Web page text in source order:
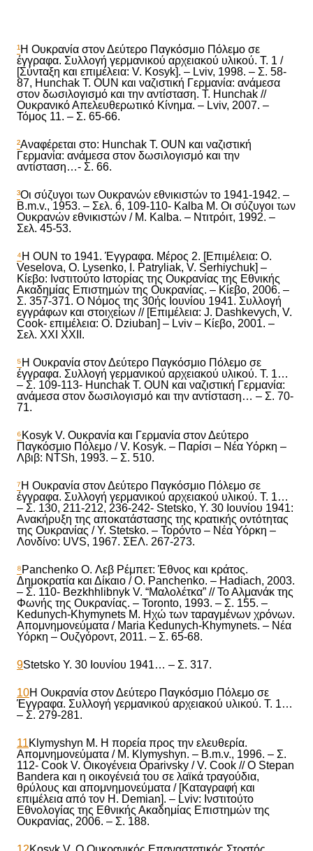
¹Η Ουκρανία στον Δεύτερο Παγκόσμιο Πόλεμο σε
έγγραφα. Συλλογή γερμανικού αρχειακού υλικού. Τ. 1 /
[Σύνταξη και επιμέλεια: V. Kosyk]. – Lviv, 1998. – Σ. 58-
87, Hunchak T. OUN και ναζιστική Γερμανία: ανάμεσα
στον δωσιλογισμό και την αντίσταση. T. Hunchak //
Ουκρανικό Απελευθερωτικό Κίνημα. – Lviv, 2007. –
Τόμος 11. – Σ. 65-66.
²Αναφέρεται στο: Hunchak T. OUN και ναζιστική
Γερμανία: ανάμεσα στον δωσιλογισμό και την
αντίσταση…- Σ. 66.
³Οι σύζυγοι των Ουκρανών εθνικιστών το 1941-1942. –
B.m.v., 1953. – Σελ. 6, 109-110- Kalba M. Οι σύζυγοι των
Ουκρανών εθνικιστών / M. Kalba. – Ντιτρόιτ, 1992. –
Σελ. 45-53.
⁴Η OUN το 1941. Έγγραφα. Μέρος 2. [Επιμέλεια: O.
Veselova, O. Lysenko, I. Patryliak, V. Serhiychuk] –
Κίεβο: Ινστιτούτο Ιστορίας της Ουκρανίας της Εθνικής
Ακαδημίας Επιστημών της Ουκρανίας. – Κίεβο, 2006. –
Σ. 357-371. Ο Νόμος της 30ής Ιουνίου 1941. Συλλογή
εγγράφων και στοιχείων // [Επιμέλεια: J. Dashkevych, V.
Cook- επιμέλεια: O. Dziuban] – Lviv – Κίεβο, 2001. –
Σελ. XXI XXII.
⁵Η Ουκρανία στον Δεύτερο Παγκόσμιο Πόλεμο σε
έγγραφα. Συλλογή γερμανικού αρχειακού υλικού. Τ. 1…
– Σ. 109-113- Hunchak T. OUN και ναζιστική Γερμανία:
ανάμεσα στον δωσιλογισμό και την αντίσταση… – Σ. 70-
71.
⁶Kosyk V. Ουκρανία και Γερμανία στον Δεύτερο
Παγκόσμιο Πόλεμο / V. Kosyk. – Παρίσι – Νέα Υόρκη –
Λβιβ: NTSh, 1993. – Σ. 510.
⁷Η Ουκρανία στον Δεύτερο Παγκόσμιο Πόλεμο σε
έγγραφα. Συλλογή γερμανικού αρχειακού υλικού. Τ. 1…
– Σ. 130, 211-212, 236-242- Stetsko, Y. 30 Ιουνίου 1941:
Ανακήρυξη της αποκατάστασης της κρατικής οντότητας
της Ουκρανίας / Y. Stetsko. – Τορόντο – Νέα Υόρκη –
Λονδίνο: UVS, 1967. ΣΕΛ. 267-273.
⁸Panchenko O. Λεβ Ρέμπετ: Έθνος και κράτος.
Δημοκρατία και Δίκαιο / O. Panchenko. – Hadiach, 2003.
– Σ. 110- Bezkhhlibnyk V. “Μαλολέτκα” // Το Αλμανάκ της
Φωνής της Ουκρανίας. – Toronto, 1993. – Σ. 155. –
Kedunych-Khymynets M. Ηχώ των ταραγμένων χρόνων.
Απομνημονεύματα / Maria Kedunych-Khymynets. – Νέα
Υόρκη – Ουζγόροντ, 2011. – Σ. 65-68.
9Stetsko Y. 30 Ιουνίου 1941… – Σ. 317.
10Η Ουκρανία στον Δεύτερο Παγκόσμιο Πόλεμο σε
Έγγραφα. Συλλογή γερμανικού αρχειακού υλικού. Τ. 1…
– Σ. 279-281.
11Klymyshyn M. Η πορεία προς την ελευθερία.
Απομνημονεύματα / M. Klymyshyn. – B.m.v., 1996. – Σ.
112- Cook V. Οικογένεια Oparivsky / V. Cook // O Stepan
Bandera και η οικογένειά του σε λαϊκά τραγούδια,
θρύλους και απομνημονεύματα / [Καταγραφή και
επιμέλεια από τον H. Demian]. – Lviv: Ινστιτούτο
Εθνολογίας της Εθνικής Ακαδημίας Επιστημών της
Ουκρανίας, 2006. – Σ. 188.